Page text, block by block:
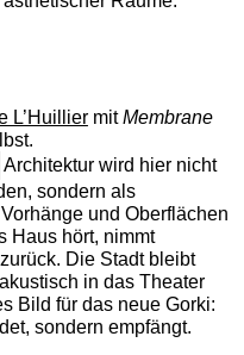
L’Huilliermit ­Membrane
Architektur wird hier nicht
sondern als
und Oberflächen
Haus hört, nimmt
Die Stadt bleibt
in das Theater
Bild für das neue Gorki:
sondern empfängt.